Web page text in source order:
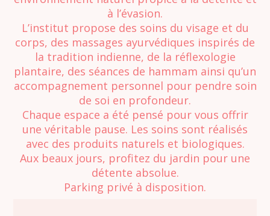
à l’évasion.
L’institut propose des soins du visage et du
corps, des massages ayurvédiques inspirés de
la tradition indienne, de la réflexologie
plantaire, des séances de hammam ainsi qu’un
accompagnement personnel pour pendre soin
de soi en profondeur.
Chaque espace a été pensé pour vous offrir
une véritable pause. Les soins sont réalisés
avec des produits naturels et biologiques.
Aux beaux jours, profitez du jardin pour une
détente absolue.
Parking privé à disposition.